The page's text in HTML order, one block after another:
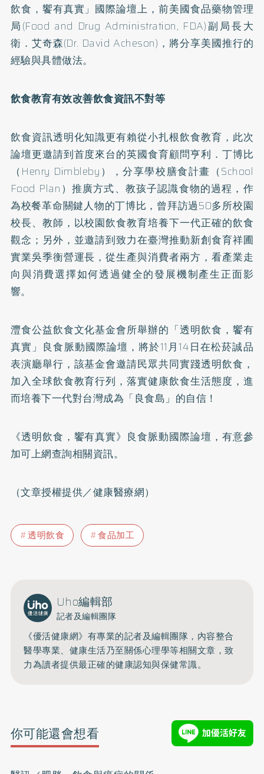
飲食，饗有真實」國際論壇上，前美國食品藥物管理
局(Food and Drug Administration, FDA)副局長大
衛．艾奇森(Dr. David Acheson)，將分享美國推行的
經驗與具體做法。
飲食教育有效改善飲食資訊不對等
飲食資訊透明化知識更有賴從小扎根飲食教育，此次
論壇更邀請到首度來台的英國食育顧問亨利．丁博比
（Henry Dimbleby），分享學校膳食計畫（School
Food Plan）推廣方式、教孩子認識食物的過程，作
為校餐革命關鍵人物的丁博比，曾拜訪過50多所校園
校長、教師，以校園飲食教育培養下一代正確的飲食
觀念；另外，並邀請到致力在臺灣推動新創食育祥圃
實業吳季衡營運長，從生產與消費者兩方，看產業走
向與消費選擇如何透過健全的發展機制產生正面影
響。
灃食公益飲食文化基金會所舉辦的「透明飲食，饗有
真實」良食脈動國際論壇，將於11月14日在松菸誠品
表演廳舉行，該基金會邀請民眾共同實踐透明飲食，
加入全球飲食教育行列，落實健康飲食生活態度，進
而培養下一代對台灣成為「良食島」的自信！
《透明飲食，饗有真實》良食脈動國際論壇，有意參
加可上網查詢相關資訊。
（文章授權提供／健康醫療網）
透明飲食 食品加工
Uho編輯部
記者及編輯團隊
《優活健康網》有專業的記者及編輯團隊，內容整合
醫學專業、健康生活乃至關係心理學等相關文章，致
力為讀者提供最正確的健康認知與保健常識。
你可能還會想看